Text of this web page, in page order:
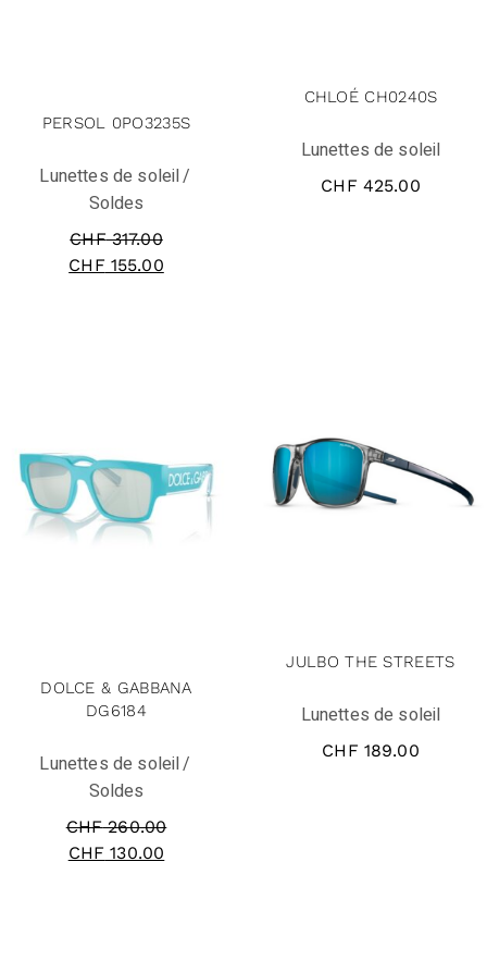
PERSOL 0PO3235S
Lunettes de soleil
Soldes
CHF317.00
CHF 155.00
CHLOÉ CH0240S
Lunettes de soleil
CHF 425.00
DOLCE & GABBANA
DG6184
Lunettes de soleil
Soldes
CHF260.00
CHF 130.00
JULBO THE STREETS
Lunettes de soleil
CHF 189.00